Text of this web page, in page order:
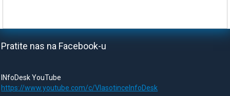
Pratite nas na Facebook-u
INfoDesk YouTube
https://www.youtube.com/c/VlasotinceInfoDesk